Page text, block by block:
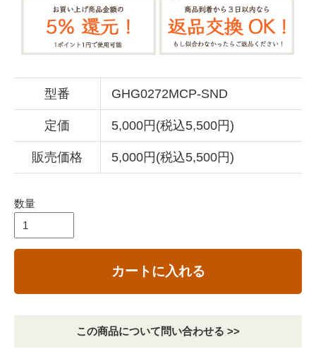
型番 GHG0272MCP-SND
定価 5,000円(税込5,500円)
販売価格 5,000円(税込5,500円)
数量
カートに入れる
この商品について問い合わせる >>